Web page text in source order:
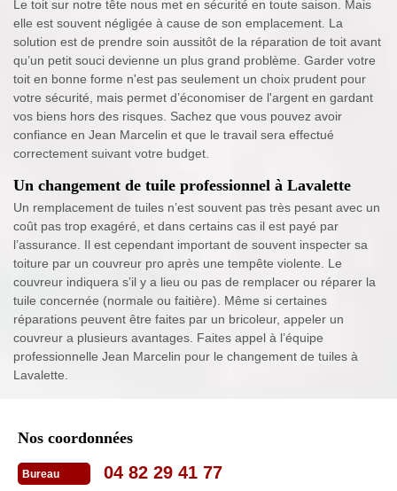
Le toit sur notre tête nous met en sécurité en toute saison. Mais
elle est souvent négligée à cause de son emplacement. La
solution est de prendre soin aussitôt de la réparation de toit avant
qu’un petit souci devienne un plus grand problème. Garder votre
toit en bonne forme n'est pas seulement un choix prudent pour
votre sécurité, mais permet d’économiser de l'argent en gardant
vos biens hors des risques. Sachez que vous pouvez avoir
confiance en Jean Marcelin et que le travail sera effectué
correctement suivant votre budget.
Un changement de tuile professionnel à Lavalette
Un remplacement de tuiles n’est souvent pas très pesant avec un
coût pas trop exagéré, et dans certains cas il est payé par
l’assurance. Il est cependant important de souvent inspecter sa
toiture par un couvreur pro après une tempête violente. Le
couvreur indiquera s’il y a lieu ou pas de remplacer ou réparer la
tuile concernée (normale ou faitière). Même si certaines
réparations peuvent être faites par un bricoleur, appeler un
couvreur a plusieurs avantages. Faites appel à l’équipe
professionnelle Jean Marcelin pour le changement de tuiles à
Lavalette.
Nos coordonnées
Bureau 04 82 29 41 77